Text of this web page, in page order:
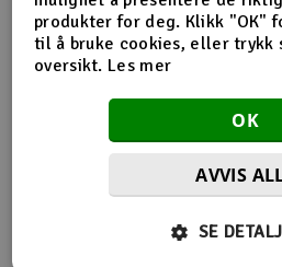
Produktinfo Tips en venn
Produktinformasjon
Z634TP. Binder Head Screw
produkter for deg. Klikk "OK"
til å bruke cookies, eller
oversikt. Les mer
OK
AVVIS
SE